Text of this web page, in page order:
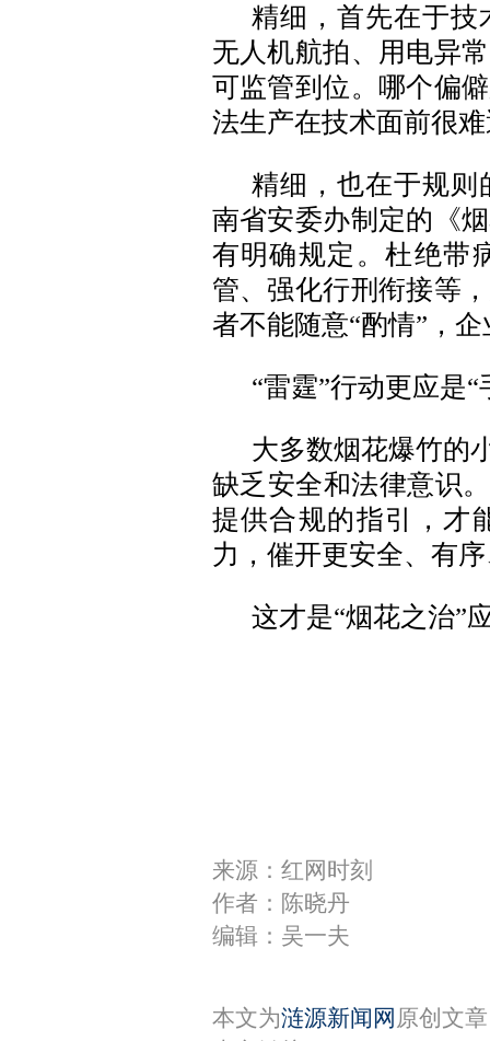
精细，首先在于技
无人机航拍、用电异
可监管到位。哪个偏
法生产在技术面前很
精细，也在于规则
南省安委办制定的《
有明确规定。杜绝带
管、强化行刑衔接等
者不能随意“酌情”，
“雷霆”行动更应是
大多数烟花爆竹的
缺乏安全和法律意识
提供合规的指引，才
力，催开更安全、有
这才是“烟花之治”
来源：红网时刻
作者：陈晓丹
编辑：吴一夫
本文为涟源新闻网 原创文